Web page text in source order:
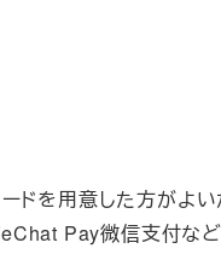
ドを用意した方がよ
Pay微信支付など